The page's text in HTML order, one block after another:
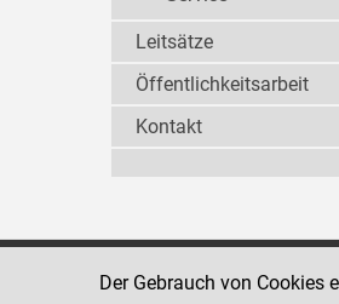
Leitsätze
Öffentlichkeitsarbeit
Kontakt
Strafvollzugsakademie
Der Gebrauch von Cookies